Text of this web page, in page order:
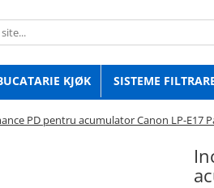
KJØK SISTEME
PD pentru acumulator Canon LP-E17